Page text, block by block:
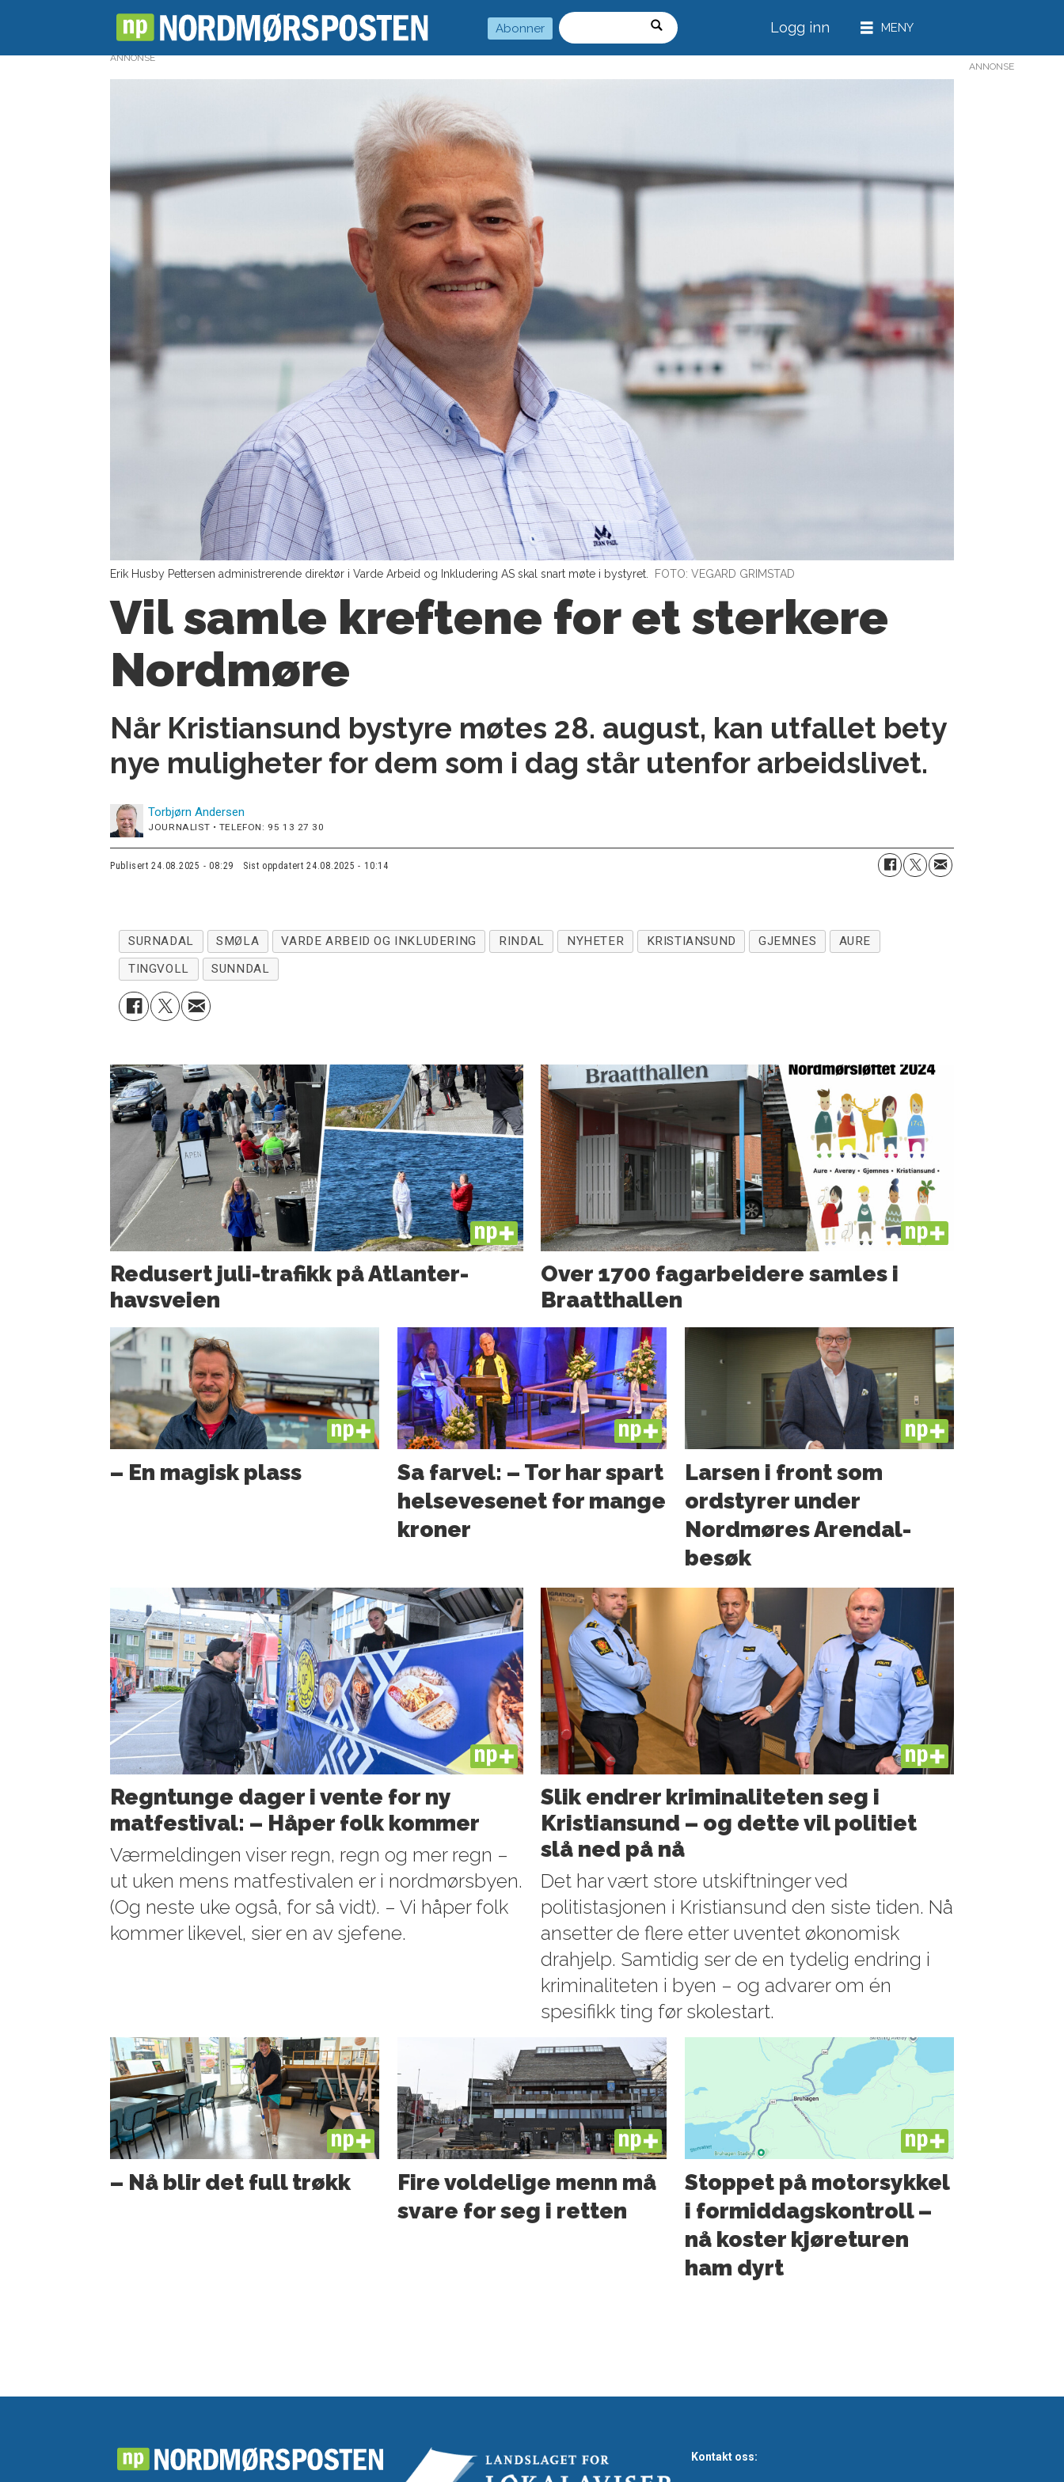
Abonner
Søk
Logg inn
ANNONSE
Erik Husby Pettersen administrerende direktør i Varde Arbeid og Inkludering AS skal snart møte i bystyret. FOTO: VEGARD GRIMSTAD
Vil samle kreftene for et sterkere
Nordmøre
Når Kristiansund bystyre møtes 28. august, kan utfallet bety
nye muligheter for dem som i dag står utenfor arbeidslivet.
Torbjørn Andersen
JOURNALIST • TELEFON: 95 13 27 30
Publisert 24.08.2025 - 08:29 Sist oppdatert 24.08.2025 - 10:14
SURNADAL SMØLA VARDE ARBEID OG INKLUDERING RINDAL NYHETER KRISTIANSUND GJEMNES
AURE
TINGVOLL
SUNNDAL
PLUS
Redusert juli-trafikk på Atlanter­
havsveien
PLUS
Over 1700 fagarbeidere samles i
Braatthallen
PLUS
– En magisk plass
PLUS
Sa farvel: – Tor har spart
helsevesenet for mange
kroner
PLUS
Larsen i front som
ordstyrer under
Nordmøres Arendal-
besøk
PLUS
Regntunge dager i vente for ny
matfestival: – Håper folk kommer
Værmeldingen viser regn, regn og mer regn –
ut uken mens matfestivalen er i nordmørsbyen.
(Og neste uke også, for så vidt). – Vi håper folk
kommer likevel, sier en av sjefene.
PLUS
Slik endrer kriminaliteten seg i
Kristiansund – og dette vil politiet
slå ned på nå
Det har vært store utskiftninger ved
politistasjonen i Kristiansund den siste tiden. Nå
ansetter de flere etter uventet økonomisk
drahjelp. Samtidig ser de en tydelig endring i
kriminaliteten i byen – og advarer om én
spesifikk ting før skolestart.
PLUS
– Nå blir det full trøkk
PLUS
Fire voldelige menn må
svare for seg i retten
PLUS
Stoppet på motorsykkel
i formiddagskontroll –
nå koster kjøreturen
ham dyrt
ANNONSE
Kontakt oss: